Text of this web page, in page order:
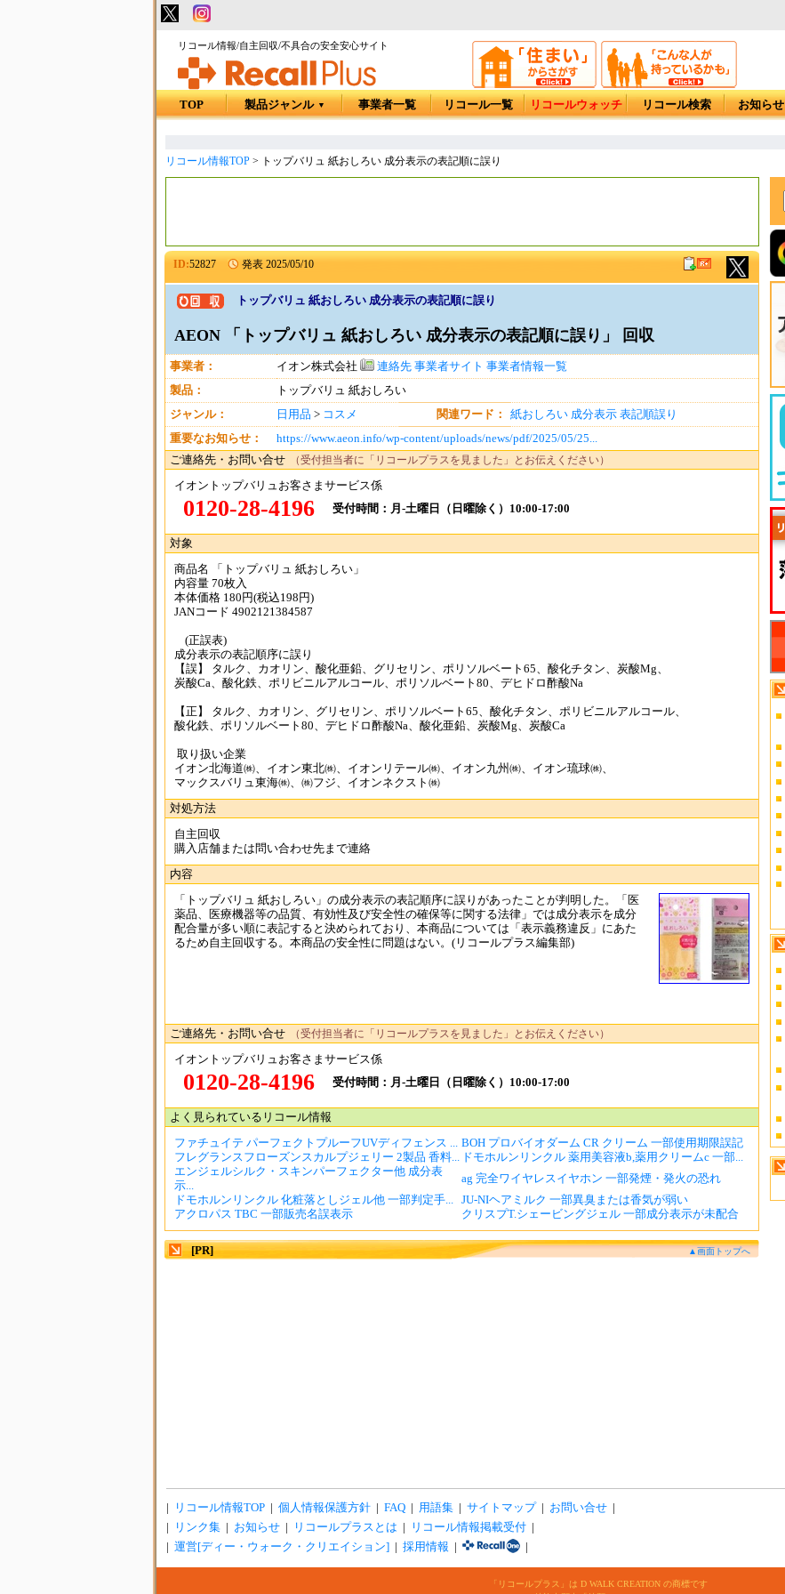
リコール情報/自主回収/不具合の安全安心サイト
TOP 製品ジャンル ▼ 事業者一覧 リコール一覧 リコールウォッチ リコール検索 お知らせ
リコール情報TOP> トップバリュ 紙おしろい 成分表示の表記順に誤り
ID:52827 発表 2025/05/10
トップバリュ 紙おしろい 成分表示の表記順に誤り
AEON 「トップバリュ 紙おしろい 成分表示の表記順に誤り」 回収
事業者： イオン株式会社 連絡先 事業者サイト 事業者情報一覧
製品：
トップバリュ 紙おしろい
ジャンル：
日用品 > コスメ 関連ワード： 紙おしろい 成分表示 表記順誤り
重要なお知らせ：
https://www.aeon.info/wp-content/uploads/news/pdf/2025/05/25...
ご連絡先・お問い合せ
（受付担当者に「リコールプラスを見ました」とお伝えください）
イオントップバリュお客さまサービス係
0120-28-4196 受付時間：月-土曜日（日曜除く）10:00-17:00
対象
商品名 「トップバリュ 紙おしろい」
内容量 70枚入
本体価格 180円(税込198円)
JANコード 4902121384587
(正誤表)
成分表示の表記順序に誤り
【誤】 タルク、カオリン、酸化亜鉛、グリセリン、ポリソルベート65、酸化チタン、炭酸Mg、
炭酸Ca、酸化鉄、ポリビニルアルコール、ポリソルベート80、デヒドロ酢酸Na
【正】 タルク、カオリン、グリセリン、ポリソルベート65、酸化チタン、ポリビニルアルコール、
酸化鉄、ポリソルベート80、デヒドロ酢酸Na、酸化亜鉛、炭酸Mg、炭酸Ca
取り扱い企業
イオン北海道㈱、イオン東北㈱、イオンリテール㈱、イオン九州㈱、イオン琉球㈱、
マックスバリュ東海㈱、㈱フジ、イオンネクスト㈱
対処方法
自主回収
購入店舗または問い合わせ先まで連絡
内容
「トップバリュ 紙おしろい」の成分表示の表記順序に誤りがあったことが判明した。「医
薬品、医療機器等の品質、有効性及び安全性の確保等に関する法律」では成分表示を成分
配合量が多い順に表記すると決められており、本商品については「表示義務違反」にあた
るため自主回収する。本商品の安全性に問題はない。(リコールプラス編集部)
ご連絡先・お問い合せ （受付担当者に「リコールプラスを見ました」とお伝えください）
イオントップバリュお客さまサービス係
0120-28-4196 受付時間：月-土曜日（日曜除く）10:00-17:00
よく見られているリコール情報
ファチュイテ パーフェクトプルーフUVディフェンス ... BOH プロバイオダーム CR クリーム 一部使用期限誤記
フレグランスフローズンスカルプジェリー 2製品 香料...
ドモホルンリンクル 薬用美容液b,薬用クリームc 一部...
エンジェルシルク・スキンパーフェクター他 成分表
示...
ag 完全ワイヤレスイヤホン 一部発煙・発火の恐れ
ドモホルンリンクル 化粧落としジェル他 一部判定手...
JU-NIヘアミルク 一部異臭または香気が弱い
アクロパス TBC 一部販売名誤表示
クリスプT.シェービングジェル 一部成分表示が未配合
[PR] ▲画面トップへ
リコール情報TOP 個人情報保護方針 FAQ 用語集 サイトマップ お問い合せ
リンク集 お知らせ リコールプラスとは リコール情報掲載受付
運営[ディー・ウォーク・クリエイション] 採用情報
「リコールプラス」は D WALK CREATION の商標です